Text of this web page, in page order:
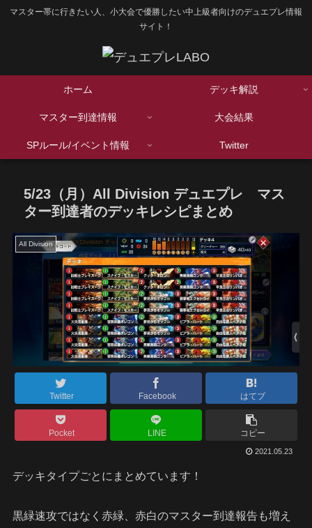
マスター帯に行きたい人、小大会で優勝したい中上級者向けのデュエプレ情報
サイト！
ホーム デッキ解説
マスター到達情報 大会結果
SPルール/イベント情報 Twitter
5/23（月）All Division デュエプレ マス
ター到達者のデッキレシピまとめ
All Division
Twitter Facebook はてブ
Pocket LINE コピー
2021.05.23
デッキタイプごとにまとめています！
黒緑速攻ではなく赤緑、赤白のマスター到達報告も増え